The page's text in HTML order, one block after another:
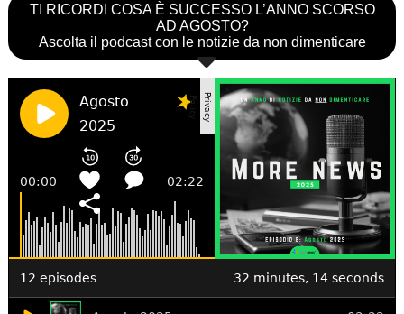
TI RICORDI COSA È SUCCESSO L’ANNO SCORSO
AD AGOSTO?
Ascolta il podcast con le notizie da non dimenticare